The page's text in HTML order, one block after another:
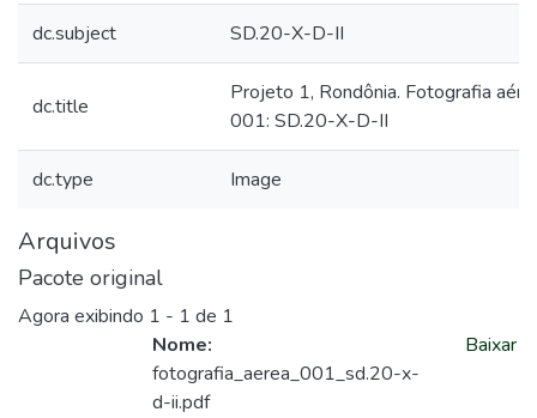
dc.subject SD.20-X-D-II
dc.title
Projeto 1, Rondônia. Fotografia
001: SD.20-X-D-II
dc.type Image
Arquivos
Pacote original
Agora exibindo 1 - 1 de 1
Nome:
fotografia_aerea_001_sd.20-x-
d-ii.pdf
Baixar